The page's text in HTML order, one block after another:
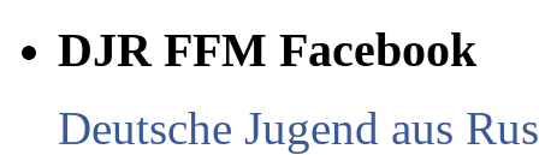
DJR FFM Facebook
Deutsche Jugend aus